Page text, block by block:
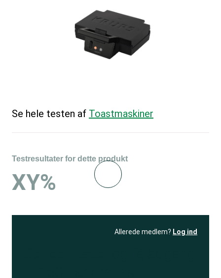
Se hele testen af Toastmaskiner
Testresultater for dette produkt
XY%
Allerede medlem? Log ind